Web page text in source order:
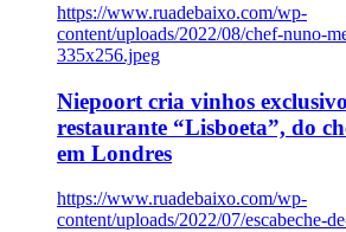
https://www.ruadebaixo.com/wp-
content/uploads/2022/08/chef-nuno-
335x256.jpeg
Niepoort cria vinhos
restaurante “Lisboeta”, do
em Londres
https://www.ruadebaixo.com/wp-
content/uploads/2022/07/escabeche-